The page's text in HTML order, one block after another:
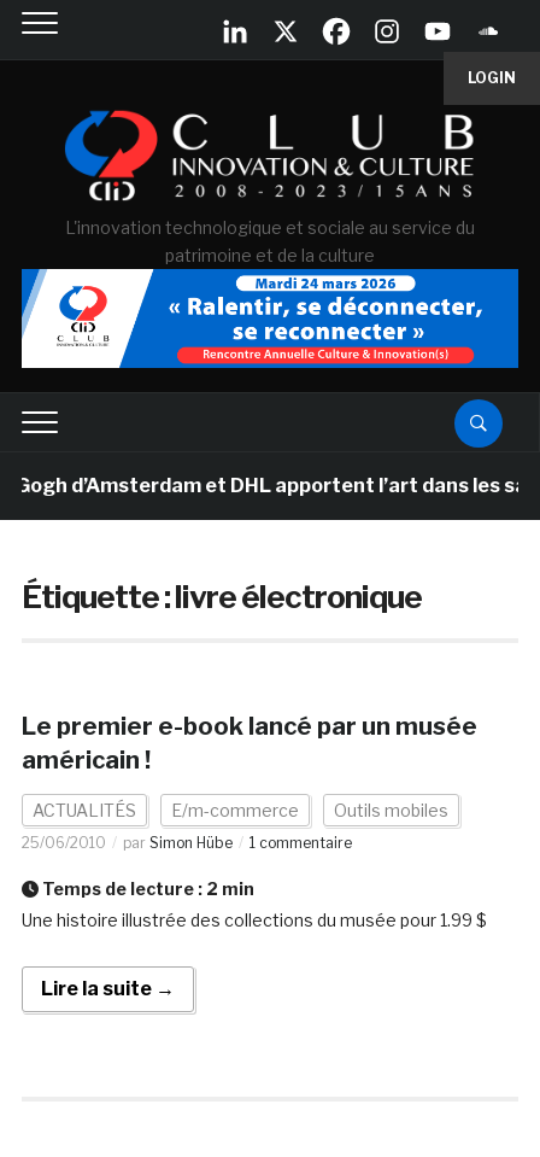
LOGIN
L'innovation technologique et sociale au service du
patrimoine et de la culture
d’Amsterdam et DHL apportent l’art dans les
Étiquette :livre électronique
Le premier e-book lancé par un musée
américain !
ACTUALITÉS E/m-commerce Outils mobiles
25/06/2010 par Simon Hübe 1 commentaire
Temps de lecture : 2 min
Une histoire illustrée des collections du musée pour 1.99 $
Lire la suite →